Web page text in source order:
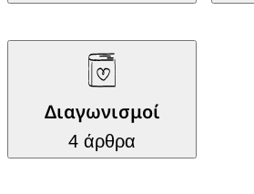
Διαγωνισμοί
4 άρθρα